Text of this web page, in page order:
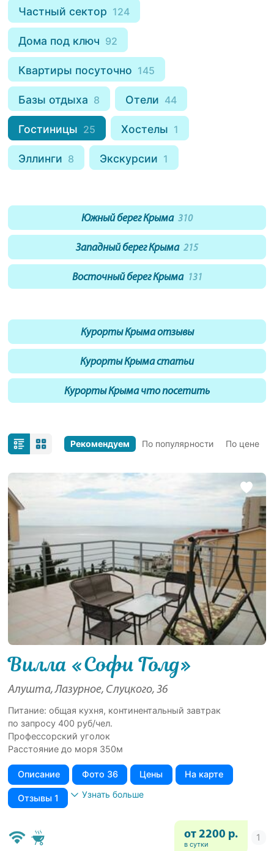
Частный сектор 124
Дома под ключ 92
Квартиры посуточно 145
Базы отдыха 8 Отели 44
Гостиницы 25 Хостелы 1
Эллинги 8 Экскурсии 1
Рекомендуем По популярности По цене
Вилла «Софи Голд»
Алушта, Лазурное, Слуцкого, 36
Питание: общая кухня, континентальный завтрак
по запросу 400 руб/чел.
Профессорский уголок
Расстояние до моря 350м
Описание Фото 36 Цены На карте
Отзывы 1 Узнать больше
от 2200 р.
в сутки
Южный берег Крыма 310
Западный берег Крыма 215
Восточный берег Крыма 131
Курорты Крыма отзывы
Курорты Крыма статьи
Курорты Крыма что посетить